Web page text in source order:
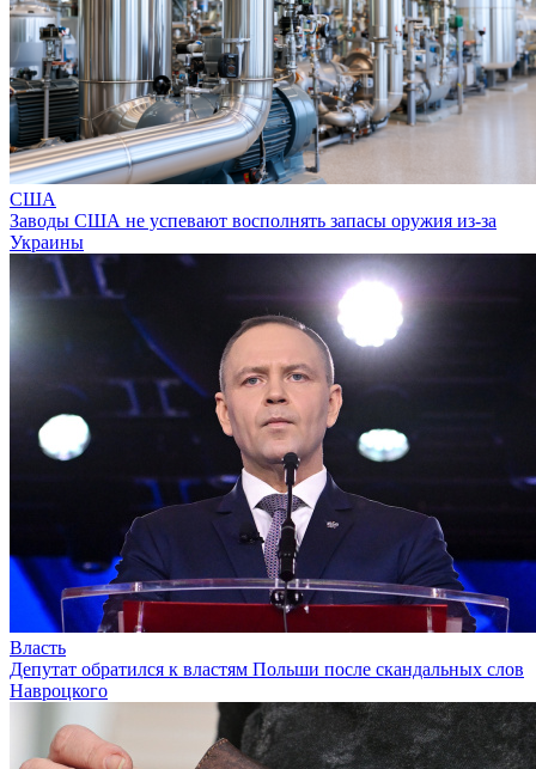
США
Заводы США не успевают восполнять запасы оружия из-за
Украины
Власть
Депутат обратился к властям Польши после скандальных слов
Навроцкого